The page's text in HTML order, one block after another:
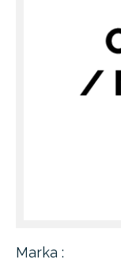
Marka :